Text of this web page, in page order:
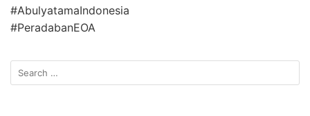
#AbulyatamaIndonesia
#PeradabanEOA
Search
for: